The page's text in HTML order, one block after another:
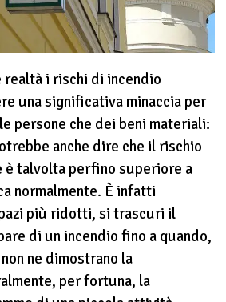
realtà i rischi di incendio
una significativa minaccia per
persone che dei beni materiali:
anche dire che il rischio
talvolta perfino superiore a
normalmente. È infatti
più ridotti, si trascuri il
di un incendio fino a quando,
ne dimostrano la
per fortuna, la